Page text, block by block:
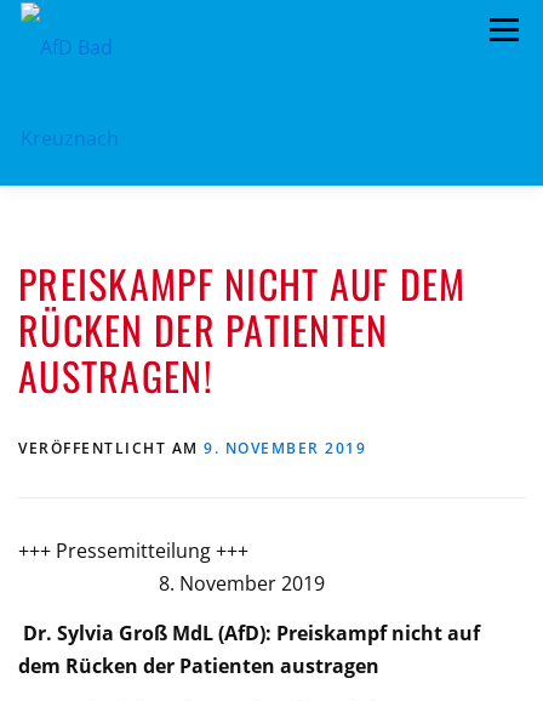
Zum
Inhalt
Menü
TERMINE MITMACHEN! KONTAKT
PREISKAMPF NICHT AUF DEM
RÜCKEN DER PATIENTEN
AUSTRAGEN!
VERÖFFENTLICHT AM 9. NOVEMBER 2019
+++ Pressemitteilung +++
8. November 2019
Dr. Sylvia Groß MdL (AfD): Preiskampf nicht auf
dem Rücken der Patienten austragen